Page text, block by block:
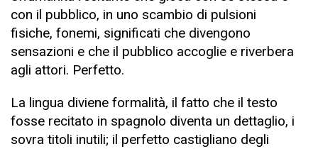
con il pubblico, in uno scambio di pulsioni
fisiche, fonemi, significati che divengono
sensazioni e che il pubblico accoglie e riverbera
agli attori. Perfetto.
La lingua diviene formalità, il fatto che il testo
fosse recitato in spagnolo diventa un dettaglio, i
sovra titoli inutili; il perfetto castigliano degli